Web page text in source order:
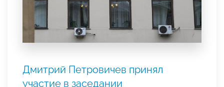
Дмитрий Петровичев принял
участие в заседании